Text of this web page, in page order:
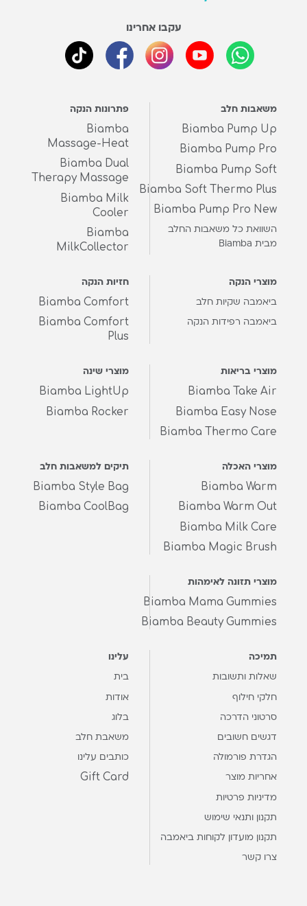
עקבו אחרינו
משאבות חלב
Biamba Pump Up
Biamba Pump Pro
Biamba Pump Soft
Biamba Soft Thermo Plus
Biamba Pump Pro New
השוואת כל משאבות החלב
מבית Biamba
פתרונות הנקה
Biamba
Massage-Heat
Biamba Dual
Therapy Massage
Biamba Milk
Cooler
Biamba
MilkCollector
מוצרי הנקה
ביאמבה שקיות חלב
ביאמבה רפידות הנקה
חזיות הנקה
Biamba Comfort
Biamba Comfort
Plus
מוצרי בריאות
Biamba Take Air
Biamba Easy Nose
Biamba Thermo Care
מוצרי שינה
Biamba LightUp
Biamba Rocker
מוצרי האכלה
Biamba Warm
Biamba Warm Out
Biamba Milk Care
Biamba Magic Brush
תיקים למשאבות חלב
Biamba Style Bag
Biamba CoolBag
מוצרי תזונה לאימהות
Biamba Mama Gummies
Biamba Beauty Gummies
תמיכה
שאלות ותשובות
חלקי חילוף
סרטוני הדרכה
דגשים חשובים
הגדרת פורמולה
אחריות מוצר
מדיניות פרטיות
תקנון ותנאי שימוש
תקנון מועדון לקוחות ביאמבה
צרו קשר
עלינו
בית
אודות
בלוג
משאבת חלב
כותבים עלינו
Gift Card